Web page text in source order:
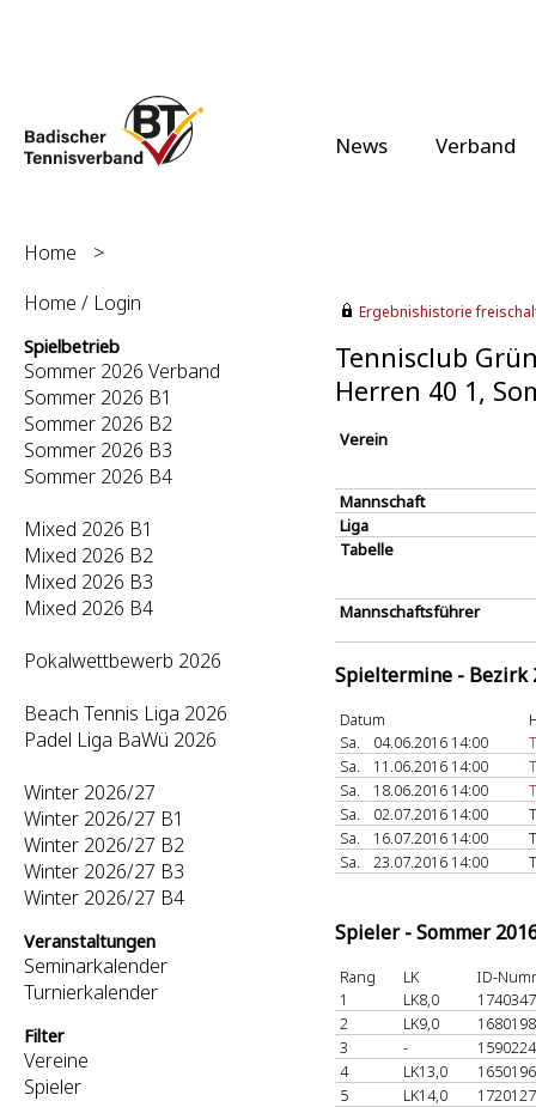
News Verband
Home
>
Home / Login
Spielbetrieb
Sommer 2026 Verband
Sommer 2026 B1
Sommer 2026 B2
Sommer 2026 B3
Sommer 2026 B4
Mixed 2026 B1
Mixed 2026 B2
Mixed 2026 B3
Mixed 2026 B4
Pokalwettbewerb 2026
Beach Tennis Liga 2026
Padel Liga BaWü 2026
Winter 2026/27
Winter 2026/27 B1
Winter 2026/27 B2
Winter 2026/27 B3
Winter 2026/27 B4
Veranstaltungen
Seminarkalender
Turnierkalender
Filter
Vereine
Spieler
Ergebnishistorie
Tennisclub
Herren 40 1,
Verein
Mannschaft
Liga
Tabelle
Mannschaftsführer
Spieltermine - Bezirk
Datum
Sa.
04.06.2016 14:00
Sa.
11.06.2016 14:00
Sa.
18.06.2016 14:00
Sa.
02.07.2016 14:00
Sa.
16.07.2016 14:00
Sa.
23.07.2016 14:00
Spieler - Sommer
Rang LK
ID-
1
LK8,0
2
LK9,0
3
-
4
LK13,0
5
LK14,0